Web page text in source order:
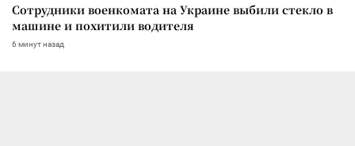
Сотрудники военкомата на Украине выбили стекло в
машине и похитили водителя
6 минут назад